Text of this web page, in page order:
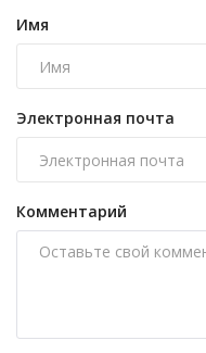
Имя
Электронная почта
Комментарий